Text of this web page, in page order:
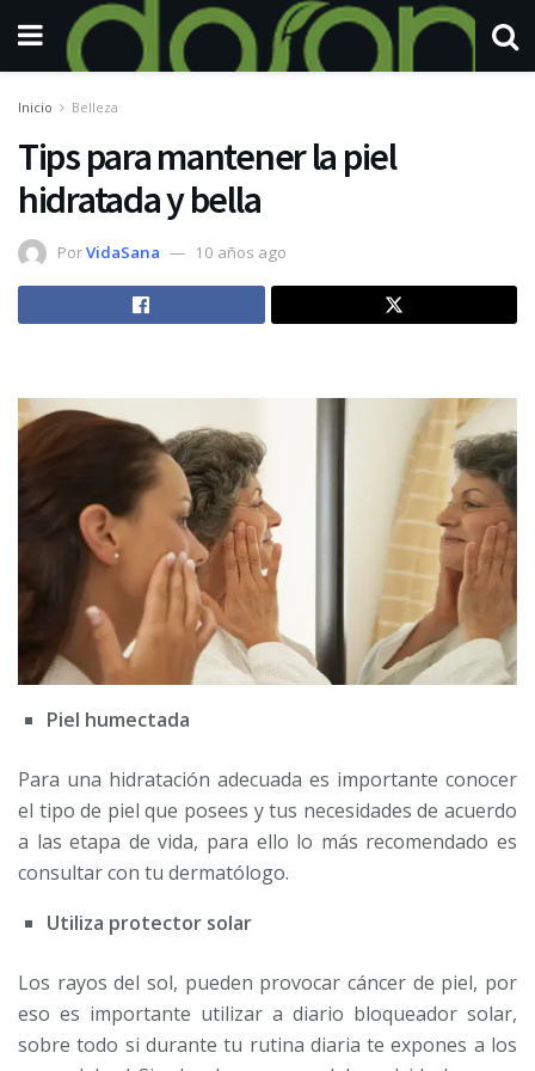
Inicio Belleza
Tips para mantener la piel
hidratada y bella
PorVidaSana 10 años ago
Piel humectada
Para una hidratación adecuada es importante conocer
el tipo de piel que posees y tus necesidades de acuerdo
a las etapa de vida, para ello lo más recomendado es
consultar con tu dermatólogo.
Utiliza protector solar
Los rayos del sol, pueden provocar cáncer de piel, por
eso es importante utilizar a diario bloqueador solar,
sobre todo si durante tu rutina diaria te expones a los